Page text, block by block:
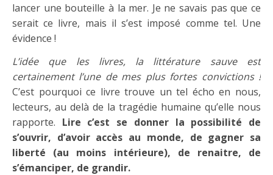
lancer une bouteille à la mer. Je ne savais pas que ce
serait ce livre, mais il s’est imposé comme tel. Une
évidence !
L’idée que les livres, la littérature sauve est
certainement l’une de mes plus fortes convictions !
C’est pourquoi ce livre trouve un tel écho en nous,
lecteurs, au delà de la tragédie humaine qu’elle nous
rapporte. Lire c’est se donner la possibilité de
s’ouvrir, d’avoir accès au monde, de gagner sa
liberté (au moins intérieure), de renaitre, de
s’émanciper, de grandir.